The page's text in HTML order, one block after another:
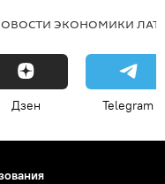
ЭКОНОМИКИ
Дзен Telegram